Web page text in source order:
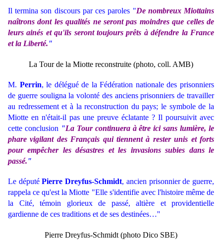
Il termina son discours par ces paroles "De nombreux Miottains
naîtrons dont les qualités ne seront pas moindres que celles de
leurs ainés et qu'ils seront toujours prêts à défendre la France
et la Liberté."
La Tour de la Miotte reconstruite (photo, coll. AMB)
M. Perrin, le délégué de la Fédération nationale des prisonniers
de guerre souligna la volonté des anciens prisonniers de travailler
au redressement et à la reconstruction du pays; le symbole de la
Miotte en n'était-il pas une preuve éclatante ? Il poursuivit avec
cette conclusion "La Tour continuera à être ici sans lumière, le
phare vigilant des Français qui tiennent à rester unis et forts
pour empêcher les désastres et les invasions subies dans le
passé."
Le députéPierre Dreyfus-Schmidt, ancien prisonnier de guerre,
rappela ce qu'est la Miotte "Elle s'identifie avec l'histoire même de
la Cité, témoin glorieux de passé, altière et providentielle
gardienne de ces traditions et de ses destinées…''
Pierre Dreyfus-Schmidt (photo Dico SBE)